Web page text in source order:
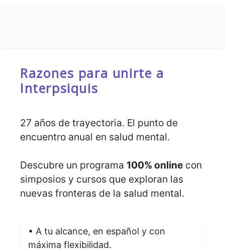
Razones para unirte a
Interpsiquis
27 años de trayectoria. El punto de
encuentro anual en salud mental.
Descubre un programa 100% online con
simposios y cursos que exploran las
nuevas fronteras de la salud mental.
• A tu alcance, en español y con
máxima flexibilidad.